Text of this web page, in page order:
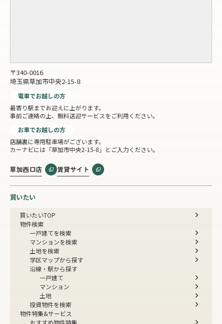
〒340-0016
埼玉県草加市中央2-15-8
電車でお越しの方
最寄り駅までお迎えに上がります。
事前ご連絡の上、無料送迎サービスをご利用ください。
お車でお越しの方
店舗裏に専用駐車場がございます。
カーナビには「草加市中央2-15-8」とご入力ください。
草加西口店 賃貸サイト
買いたい
買いたいTOP
物件検索
一戸建てを検索
マンションを検索
土地を検索
学区マップから探す
沿線・駅から探す
一戸建て
マンション
土地
投資物件を検索
物件特集&サービス